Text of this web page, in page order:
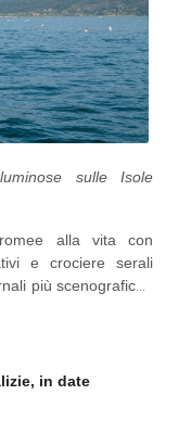
sulle Isole
alla vita con
e crociere serali
più scenografiche
in date